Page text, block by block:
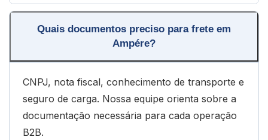
Quais documentos preciso para frete em
Ampére?
CNPJ, nota fiscal, conhecimento de transporte e
seguro de carga. Nossa equipe orienta sobre a
documentação necessária para cada operação
B2B.